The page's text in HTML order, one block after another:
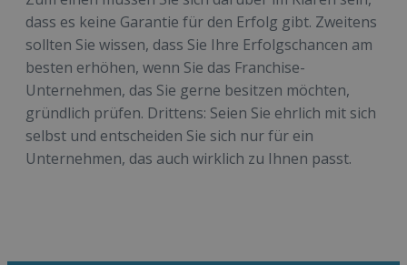
dass es keine Garantie für den Erfolg gibt. Zweitens
sollten Sie wissen, dass Sie Ihre Erfolgschancen am
besten erhöhen, wenn Sie das Franchise-
Unternehmen, das Sie gerne besitzen möchten,
gründlich prüfen. Drittens: Seien Sie ehrlich mit sich
selbst und entscheiden Sie sich nur für ein
Unternehmen, das auch wirklich zu Ihnen passt.